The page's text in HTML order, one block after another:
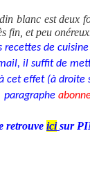
blanc est deux
fin, et peu
recettes de
il suffit de
cet effet (à droite
paragraphe
retrouve ici sur